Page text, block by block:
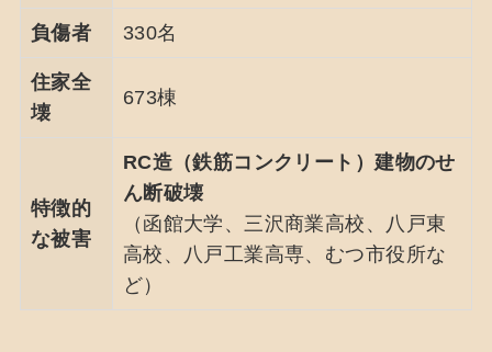
負傷者 330名
住家全
壊
673棟
特徴的
な被害
RC造（鉄筋コンクリート）建物のせ
ん断破壊
（函館大学、三沢商業高校、八戸東
高校、八戸工業高専、むつ市役所な
ど）